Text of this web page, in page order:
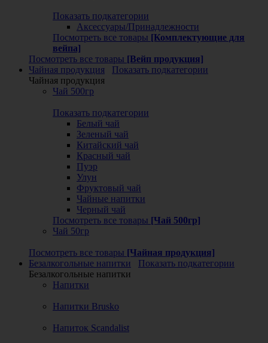
Показать подкатегории
Аксессуары/Принадлежности
Посмотреть все товары [Комплектующие для
вейпа]
Посмотреть все товары [Вейп продукция]
Чайная продукция
Показать подкатегории
Чайная продукция
Чай 500гр
Показать подкатегории
Белый чай
Зеленый чай
Китайский чай
Красный чай
Пуэр
Улун
Фруктовый чай
Чайные напитки
Черный чай
Посмотреть все товары [Чай 500гр]
Чай 50гр
Посмотреть все товары [Чайная продукция]
Безалкогольные напитки
Показать подкатегории
Безалкогольные напитки
Напитки
Напитки Brusko
Напиток Scandalist